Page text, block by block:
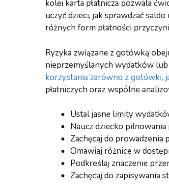
kolei karta płatnicza pozwala
uczyć dzieci, jak sprawdzać
różnych form płatności
Ryzyka związane z gotówką
nieprzemyślanych wydatków
korzystania zarówno z gotówki,
płatniczych oraz wspólne
Ustal jasne limity
Naucz dziecko
Zachęcaj do
Omawiaj różnice w
Podkreślaj znaczenie
Zachęcaj do zapisywania